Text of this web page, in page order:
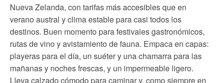
Nueva Zelanda, con tarifas más accesibles que en
verano austral y clima estable para casi todos los
destinos. Buen momento para festivales gastronómicos,
rutas de vino y avistamiento de fauna. Empaca en capas:
playeras para el día, un suéter y una chamarra para las
mañanas y noches frescas, y un impermeable ligero.
Lleva calzado cómodo para caminar y, como siempre en